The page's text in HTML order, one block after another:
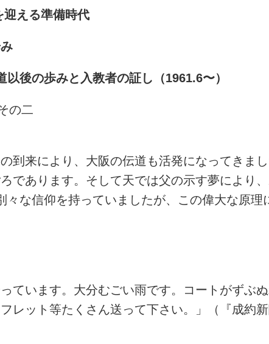
える準備時代
以後の歩みと入教者の証し（1961.6〜）
の二
到来により、大阪の伝道も活発になってきま
であります。そして天では父の示す夢により
々な信仰を持っていましたが、この偉大な原
ています。大分むごい雨です。コートがずぶ
レット等たくさん送って下さい。」（『成約